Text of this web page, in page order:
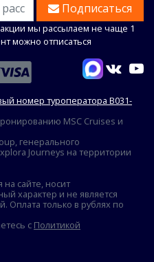
Подписаться
мы рассылаем не чаще 1
можно отписаться
номер туроператора В031-
MSC Cruises и
генерального
Journeys на территории
сайте, носит
характер и не является
Оплата только в рублях по
с Политикой